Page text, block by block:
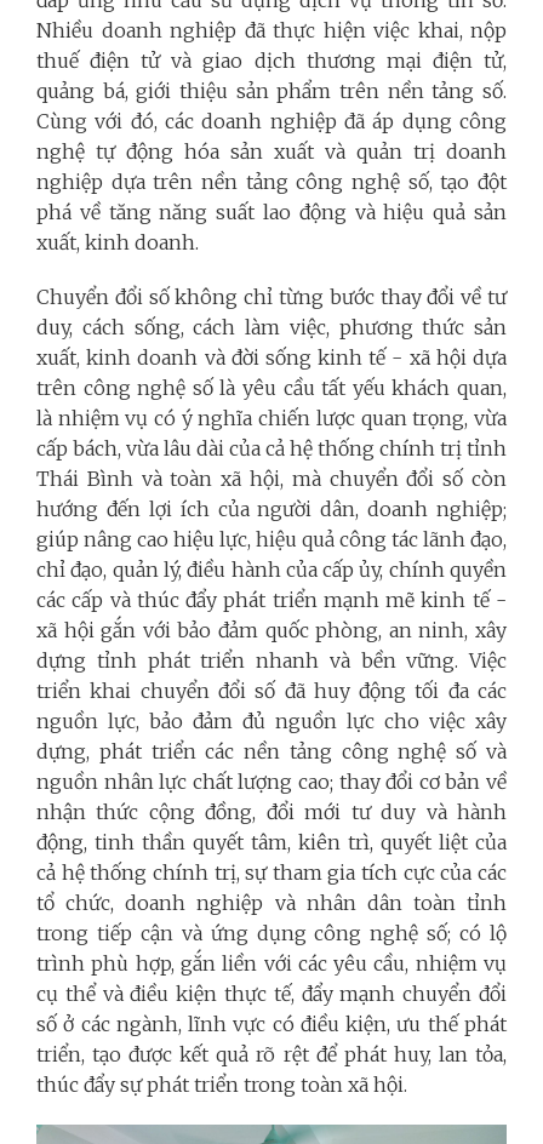
Nhiều doanh nghiệp đã thực hiện việc khai, nộp
thuế điện tử và giao dịch thương mại điện tử,
quảng bá, giới thiệu sản phẩm trên nền tảng số.
Cùng với đó, các doanh nghiệp đã áp dụng công
nghệ tự động hóa sản xuất và quản trị doanh
nghiệp dựa trên nền tảng công nghệ số, tạo đột
phá về tăng năng suất lao động và hiệu quả sản
xuất, kinh doanh.
Chuyển đổi số không chỉ từng bước thay đổi về tư
duy, cách sống, cách làm việc, phương thức sản
xuất, kinh doanh và đời sống kinh tế - xã hội dựa
trên công nghệ số là yêu cầu tất yếu khách quan,
là nhiệm vụ có ý nghĩa chiến lược quan trọng, vừa
cấp bách, vừa lâu dài của cả hệ thống chính trị tỉnh
Thái Bình và toàn xã hội, mà chuyển đổi số còn
hướng đến lợi ích của người dân, doanh nghiệp;
giúp nâng cao hiệu lực, hiệu quả công tác lãnh đạo,
chỉ đạo, quản lý, điều hành của cấp ủy, chính quyền
các cấp và thúc đẩy phát triển mạnh mẽ kinh tế -
xã hội gắn với bảo đảm quốc phòng, an ninh, xây
dựng tỉnh phát triển nhanh và bền vững. Việc
triển khai chuyển đổi số đã huy động tối đa các
nguồn lực, bảo đảm đủ nguồn lực cho việc xây
dựng, phát triển các nền tảng công nghệ số và
nguồn nhân lực chất lượng cao; thay đổi cơ bản về
nhận thức cộng đồng, đổi mới tư duy và hành
động, tinh thần quyết tâm, kiên trì, quyết liệt của
cả hệ thống chính trị, sự tham gia tích cực của các
tổ chức, doanh nghiệp và nhân dân toàn tỉnh
trong tiếp cận và ứng dụng công nghệ số; có lộ
trình phù hợp, gắn liền với các yêu cầu, nhiệm vụ
cụ thể và điều kiện thực tế, đẩy mạnh chuyển đổi
số ở các ngành, lĩnh vực có điều kiện, ưu thế phát
triển, tạo được kết quả rõ rệt để phát huy, lan tỏa,
thúc đẩy sự phát triển trong toàn xã hội.